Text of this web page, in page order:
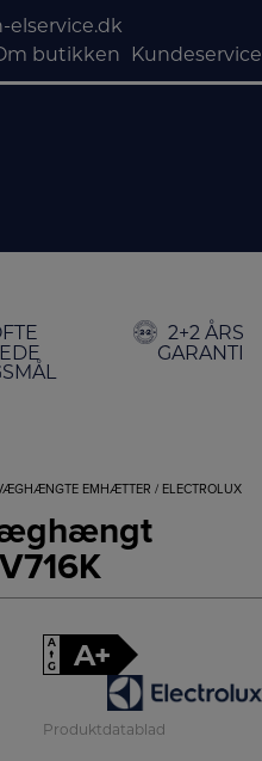
elservice.dk
butikken
Kundeservice
2+2 ÅRS
GARANTI
EMHÆTTER / ELECTROLUX
A
↑
G
A+
Produktdatablad